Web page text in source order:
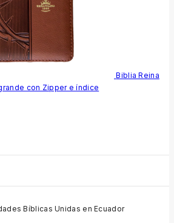
Biblia Reina
con Zipper e índice
Bíblicas Unidas en Ecuador